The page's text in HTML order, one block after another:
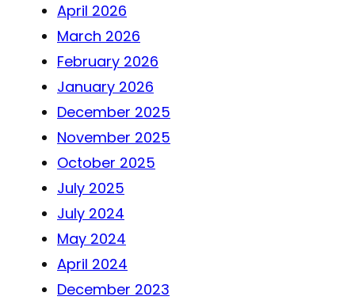
April 2026
March 2026
February 2026
January 2026
December 2025
November 2025
October 2025
July 2025
July 2024
May 2024
April 2024
December 2023